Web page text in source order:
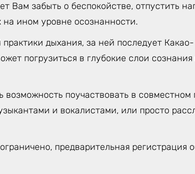
Вам забыть о беспокойстве, отпустить
ином уровне осознанности.
дыхания, за ней последует
погрузиться в глубокие слои сознания
возможность поучаствовать в
и вокалистами, или просто
предварительная регистрация